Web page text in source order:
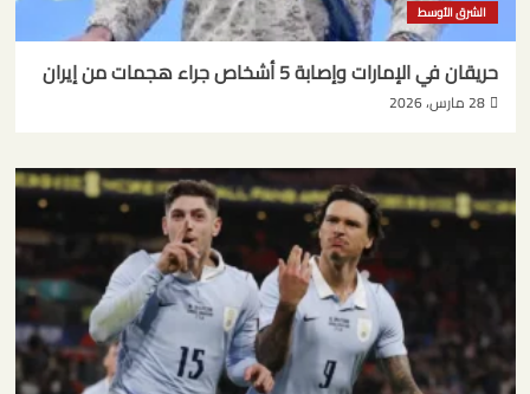
الشرق الأوسط
حريقان في الإمارات وإصابة 5 أشخاص جراء هجمات من إيران
28 مارس، 2026